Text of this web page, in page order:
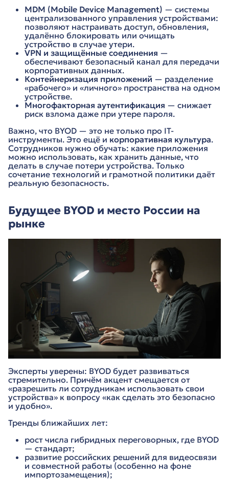
MDM (Mobile Device Management) — системы
централизованного управления устройствами:
позволяют настраивать доступ, обновления,
удалённо блокировать или очищать
устройство в случае утери.
VPN и защищённые соединения —
обеспечивают безопасный канал для передачи
корпоративных данных.
Контейнеризация приложений — разделение
«рабочего» и «личного» пространства на одном
устройстве.
Многофакторная аутентификация — снижает
риск взлома даже при утере пароля.
Важно, что BYOD — это не только про IT-
инструменты. Это ещё и корпоративная культура.
Сотрудников нужно обучать: какие приложения
можно использовать, как хранить данные, что
делать в случае потери устройства. Только
сочетание технологий и грамотной политики даёт
реальную безопасность.
Будущее BYOD и место России на
рынке
Эксперты уверены: BYOD будет развиваться
стремительно. Причём акцент смещается от
«разрешить ли сотрудникам использовать свои
устройства» к вопросу «как сделать это безопасно
и удобно».
Тренды ближайших лет:
рост числа гибридных переговорных, где BYOD
— стандарт;
развитие российских решений для видеосвязи
и совместной работы (особенно на фоне
импортозамещения);